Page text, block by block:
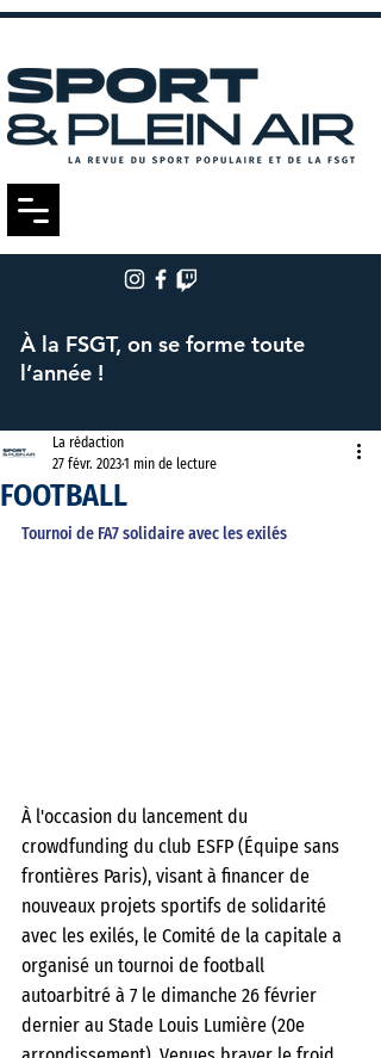
À la FSGT, on se forme toute
l’année !
FOOTBALL
La rédaction
27 févr. 20231 min de lecture
Tournoi de FA7 solidaire avec les exilés
À l'occasion du lancement du
crowdfunding du club ESFP (Équipe sans
frontières Paris), visant à financer de
nouveaux projets sportifs de solidarité
avec les exilés, le Comité de la capitale a
organisé un tournoi de football
autoarbitré à 7 le dimanche 26 février
dernier au Stade Louis Lumière (20e